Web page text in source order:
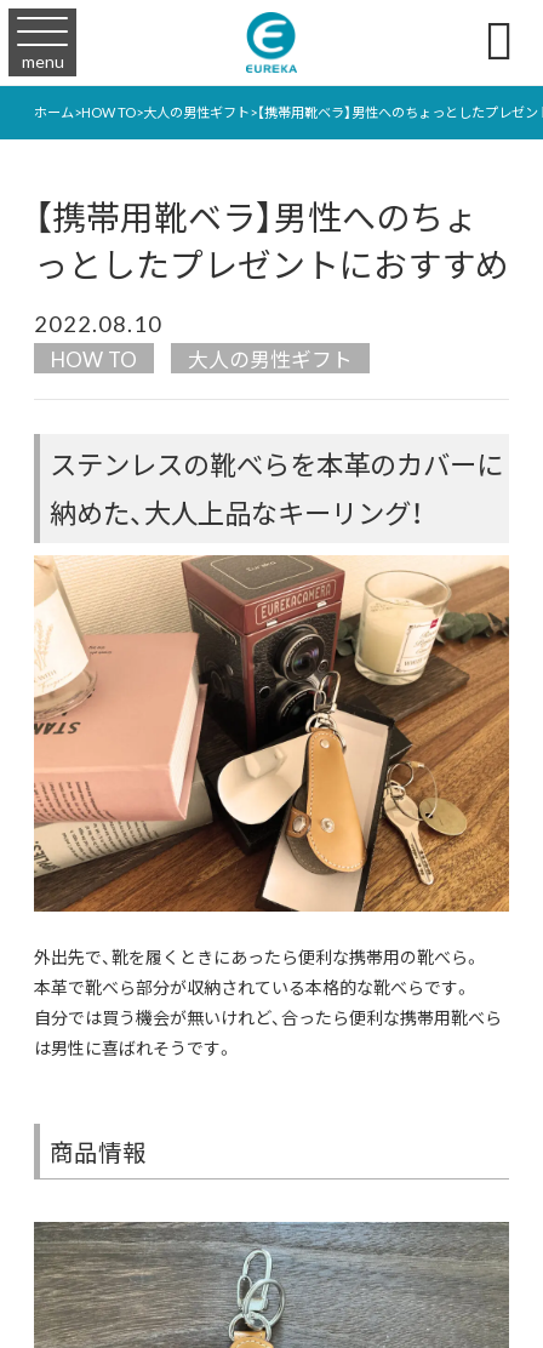
menu 
ホーム>HOW TO>大人の男性ギフト>【携帯用靴ベラ】男性へのちょっとしたプレゼ
【携帯用靴ベラ】男性へのちょ
っとしたプレゼントにおすすめ
2022.08.10
HOW TO 大人の男性ギフト
ステンレスの靴べらを本革のカバーに
納めた、大人上品なキーリング！
外出先で、靴を履くときにあったら便利な携帯用の靴べら。
本革で靴べら部分が収納されている本格的な靴べらです。
自分では買う機会が無いけれど、合ったら便利な携帯用靴べら
は男性に喜ばれそうです。
商品情報